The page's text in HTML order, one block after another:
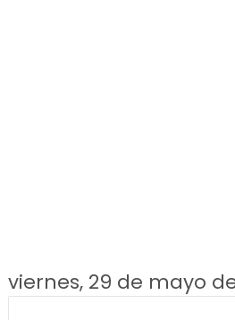
viernes, 29 de mayo